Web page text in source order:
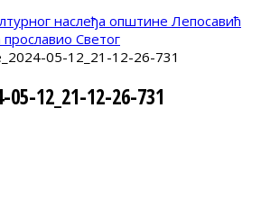
Светог
05-12_21-12-26-731
05-12_21-12-26-731